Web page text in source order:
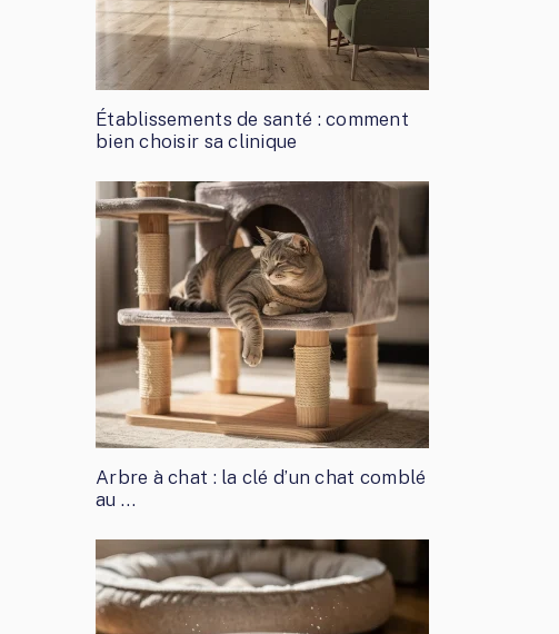
Établissements de santé : comment
bien choisir sa clinique
Arbre à chat : la clé d’un chat comblé
au …